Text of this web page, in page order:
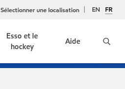
EN FR
Sélectionner une localisation
Esso et le
hockey
Aide